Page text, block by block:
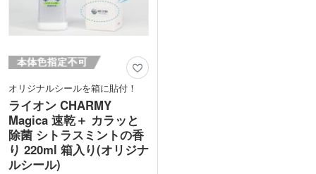
オリジナルシールを箱に貼付！
ライオン CHARMY
Magica 速乾＋ カラッと
除菌 シトラスミントの香
り 220ml 箱入り(オリジナ
ルシール)